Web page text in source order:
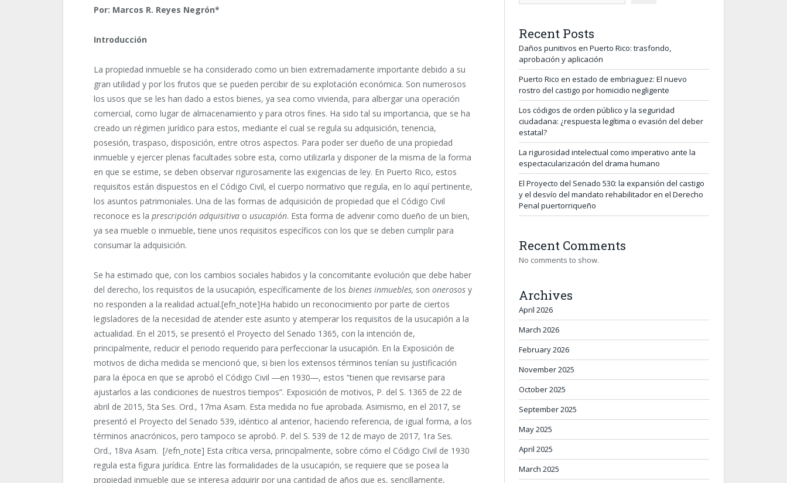
Por: Marcos R. Reyes Negrón*
Introducción
La propiedad inmueble se ha considerado como un bien extremadamente importante debido a su
gran utilidad y por los frutos que se pueden percibir de su explotación económica. Son numerosos
los usos que se les han dado a estos bienes, ya sea como vivienda, para albergar una operación
comercial, como lugar de almacenamiento y para otros fines. Ha sido tal su importancia, que se ha
creado un régimen jurídico para estos, mediante el cual se regula su adquisición, tenencia,
posesión, traspaso, disposición, entre otros aspectos. Para poder ser dueño de una propiedad
inmueble y ejercer plenas facultades sobre esta, como utilizarla y disponer de la misma de la forma
en que se estime, se deben observar rigurosamente las exigencias de ley. En Puerto Rico, estos
requisitos están dispuestos en el Código Civil, el cuerpo normativo que regula, en lo aquí pertinente,
los asuntos patrimoniales. Una de las formas de adquisición de propiedad que el Código Civil
reconoce es laprescripción adquisitiva ousucapión. Esta forma de advenir como dueño de un bien,
ya sea mueble o inmueble, tiene unos requisitos específicos con los que se deben cumplir para
consumar la adquisición.
Se ha estimado que, con los cambios sociales habidos y la concomitante evolución que debe haber
del derecho, los requisitos de la usucapión, específicamente de losbienes inmuebles, sononerosos y
no responden a la realidad actual.[efn_note]Ha habido un reconocimiento por parte de ciertos
legisladores de la necesidad de atender este asunto y atemperar los requisitos de la usucapión a la
actualidad. En el 2015, se presentó el Proyecto del Senado 1365, con la intención de,
principalmente, reducir el periodo requerido para perfeccionar la usucapión. En la Exposición de
motivos de dicha medida se mencionó que, si bien los extensos términos tenían su justificación
para la época en que se aprobó el Código Civil ―en 1930―, estos “tienen que revisarse para
ajustarlos a las condiciones de nuestros tiempos”. Exposición de motivos, P. del S. 1365 de 22 de
abril de 2015, 5ta Ses. Ord., 17ma Asam. Esta medida no fue aprobada. Asimismo, en el 2017, se
presentó el Proyecto del Senado 539, idéntico al anterior, haciendo referencia, de igual forma, a los
términos anacrónicos, pero tampoco se aprobó. P. del S. 539 de 12 de mayo de 2017, 1ra Ses.
Ord., 18va Asam. [/efn_note] Esta crítica versa, principalmente, sobre cómo el Código Civil de 1930
regula esta figura jurídica. Entre las formalidades de la usucapión, se requiere que se posea la
propiedad inmueble que se interesa adquirir por una cantidad de años que es, sencillamente,
Recent Posts
Daños punitivos en Puerto Rico: trasfondo,
aprobación y aplicación
Puerto Rico en estado de embriaguez: El nuevo
rostro del castigo por homicidio negligente
Los códigos de orden público y la seguridad
ciudadana: ¿respuesta legítima o evasión del deber
estatal?
La rigurosidad intelectual como imperativo ante la
espectacularización del drama humano
El Proyecto del Senado 530: la expansión del castigo
y el desvío del mandato rehabilitador en el Derecho
Penal puertorriqueño
Recent Comments
No comments to show.
Archives
April 2026
March 2026
February 2026
November 2025
October 2025
September 2025
May 2025
April 2025
March 2025